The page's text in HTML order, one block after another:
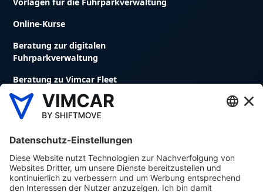
Online-Kurse
Beratung zur digitalen
Fuhrparkverwaltung
Beratung zu Vimcar Fleet
Fuhrparkmanagement Software
Digitales Fahrtenbuch
Avrios Flottenmanagement Software